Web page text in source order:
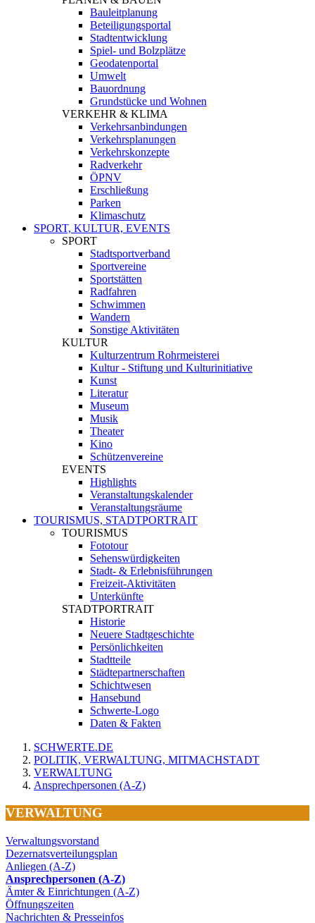
Bauleitplanung
Beteiligungsportal
Stadtentwicklung
Spiel- und Bolzplätze
Geodatenportal
Umwelt
Bauordnung
Grundstücke und Wohnen
VERKEHR & KLIMA
Verkehrsanbindungen
Verkehrsplanungen
Verkehrskonzepte
Radverkehr
ÖPNV
Erschließung
Parken
Klimaschutz
SPORT, KULTUR, EVENTS
SPORT
Stadtsportverband
Sportvereine
Sportstätten
Radfahren
Schwimmen
Wandern
Sonstige Aktivitäten
KULTUR
Kulturzentrum Rohrmeisterei
Kultur - Stiftung und Kulturinitiative
Kunst
Literatur
Museum
Musik
Theater
Kino
Schützenvereine
EVENTS
Highlights
Veranstaltungskalender
Veranstaltungsräume
TOURISMUS, STADTPORTRAIT
TOURISMUS
Fototour
Sehenswürdigkeiten
Stadt- & Erlebnisführungen
Freizeit-Aktivitäten
Unterkünfte
STADTPORTRAIT
Historie
Neuere Stadtgeschichte
Persönlichkeiten
Stadtteile
Städtepartnerschaften
Schichtwesen
Hansebund
Schwerte-Logo
Daten & Fakten
SCHWERTE.DE
POLITIK, VERWALTUNG, MITMACHSTADT
VERWALTUNG
Ansprechpersonen (A-Z)
VERWALTUNG
Verwaltungsvorstand
Dezernatsverteilungsplan
Anliegen (A-Z)
Ansprechpersonen (A-Z)
Ämter & Einrichtungen (A-Z)
Öffnungszeiten
Nachrichten & Presseinfos